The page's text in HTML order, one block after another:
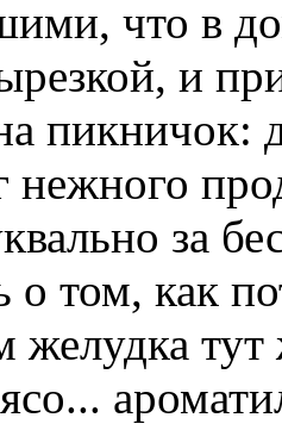
что в
и
пикничок:
нежного
за
о том, как
тут